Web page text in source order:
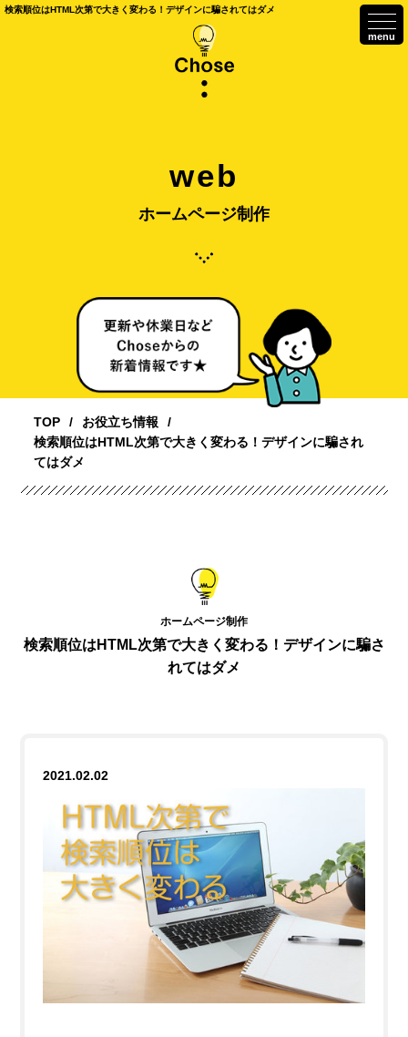
検索順位はHTML次第で大きく変わる！デザインに騙されてはダメ
web
ホームページ制作
TOP
お役立ち情報
検索順位はHTML次第で大きく変わる！デザインに騙され
てはダメ
ホームページ制作
検索順位はHTML次第で大きく変わる！デザインに騙さ
れてはダメ
2021.02.02